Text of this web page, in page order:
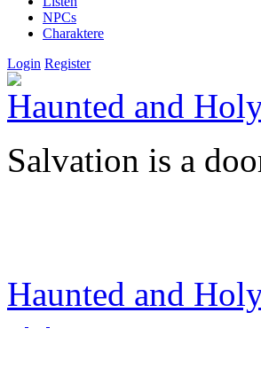
NPCs
Charaktere
Login Register
Haunted and
Salvation is a
Haunted and